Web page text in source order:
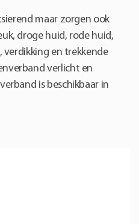
maar zorgen ook
droge huid, rode huid,
verdikking en trekkende
verlicht en
is beschikbaar in